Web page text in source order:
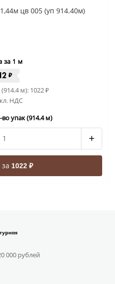
цв 005 (уп 914.40м)
за 1 м
₽
м): 1022₽
НДС
упак (914.4 м)
+
1022 ₽
000 рублей